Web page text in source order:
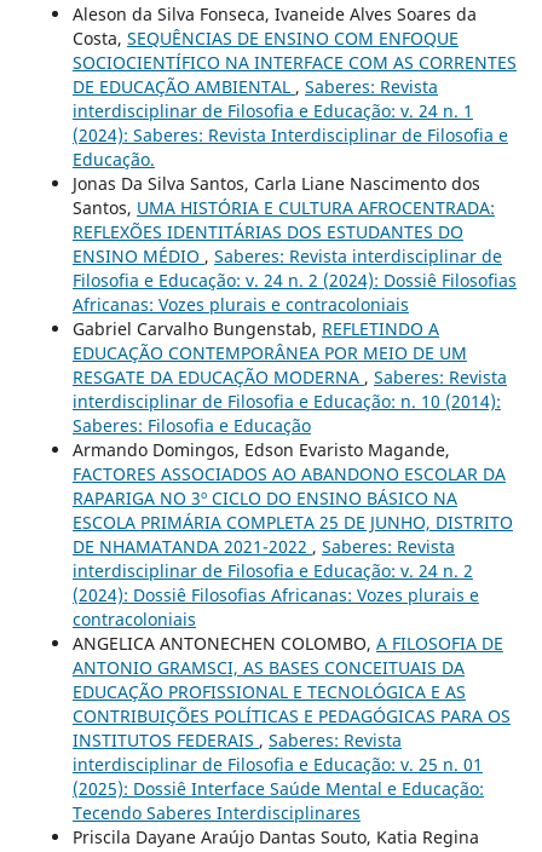
Aleson da Silva Fonseca, Ivaneide Alves Soares da
Costa, SEQUÊNCIAS DE ENSINO COM ENFOQUE
SOCIOCIENTÍFICO NA INTERFACE COM AS CORRENTES
DE EDUCAÇÃO AMBIENTAL , Saberes: Revista
interdisciplinar de Filosofia e Educação: v. 24 n. 1
(2024): Saberes: Revista Interdisciplinar de Filosofia e
Educação.
Jonas Da Silva Santos, Carla Liane Nascimento dos
Santos, UMA HISTÓRIA E CULTURA AFROCENTRADA:
REFLEXÕES IDENTITÁRIAS DOS ESTUDANTES DO
ENSINO MÉDIO , Saberes: Revista interdisciplinar de
Filosofia e Educação: v. 24 n. 2 (2024): Dossiê Filosofias
Africanas: Vozes plurais e contracoloniais
Gabriel Carvalho Bungenstab, REFLETINDO A
EDUCAÇÃO CONTEMPORÂNEA POR MEIO DE UM
RESGATE DA EDUCAÇÃO MODERNA , Saberes: Revista
interdisciplinar de Filosofia e Educação: n. 10 (2014):
Saberes: Filosofia e Educação
Armando Domingos, Edson Evaristo Magande,
FACTORES ASSOCIADOS AO ABANDONO ESCOLAR DA
RAPARIGA NO 3º CICLO DO ENSINO BÁSICO NA
ESCOLA PRIMÁRIA COMPLETA 25 DE JUNHO, DISTRITO
DE NHAMATANDA 2021-2022 , Saberes: Revista
interdisciplinar de Filosofia e Educação: v. 24 n. 2
(2024): Dossiê Filosofias Africanas: Vozes plurais e
contracoloniais
ANGELICA ANTONECHEN COLOMBO, A FILOSOFIA DE
ANTONIO GRAMSCI, AS BASES CONCEITUAIS DA
EDUCAÇÃO PROFISSIONAL E TECNOLÓGICA E AS
CONTRIBUIÇÕES POLÍTICAS E PEDAGÓGICAS PARA OS
INSTITUTOS FEDERAIS , Saberes: Revista
interdisciplinar de Filosofia e Educação: v. 25 n. 01
(2025): Dossiê Interface Saúde Mental e Educação:
Tecendo Saberes Interdisciplinares
Priscila Dayane Araújo Dantas Souto, Katia Regina